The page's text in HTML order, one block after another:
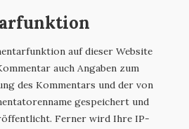
auf dieser Website
auch Angaben zum
des Kommentars und der von
gespeichert und
Ferner wird Ihre IP-